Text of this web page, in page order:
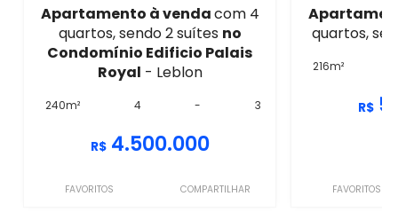
Apartamento à vendacom 4
quartos, sendo 2 suítes no
Condomínio Edificio Palais
Royal - Leblon
240m² 4 - 3
R$ 4.500.000
FAVORITOS COMPARTILHAR
quartos,
216m²
R$
FAVORITOS